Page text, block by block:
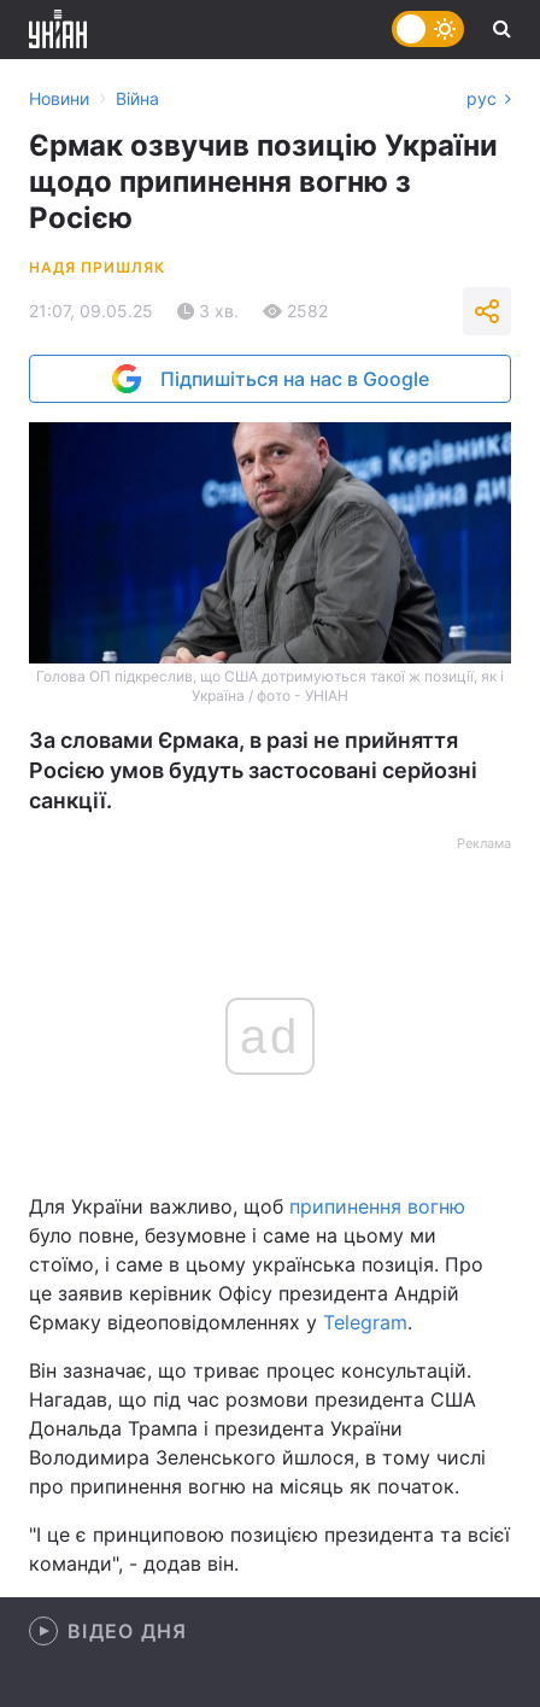
Україна Політика
Економіка Світ
Техно і зв'язок Лайт
Зброя Інциденти
Здоров'я Туризм
Цікавинки
Новини › Війна рус
Єрмак озвучив позицію України
щодо припинення вогню з
Росією
НАДЯ ПРИШЛЯК
21:07, 09.05.25 3 хв. 2582
Підпишіться на нас в Google
Голова ОП підкреслив, що США дотримуються такої ж позиції, як і
Україна / фото - УНІАН
За словами Єрмака, в разі не прийняття
Росією умов будуть застосовані серйозні
санкції.
Реклама
ad
Для України важливо, щоб припинення вогню
було повне, безумовне і саме на цьому ми
стоїмо, і саме в цьому українська позиція. Про
це заявив керівник Офісу президента Андрій
Єрмаку відеоповідомленнях у Telegram.
Він зазначає, що триває процес консультацій.
Нагадав, що під час розмови президента США
Дональда Трампа і президента України
Володимира Зеленського йшлося, в тому числі
про припинення вогню на місяць як початок.
"І це є принциповою позицією президента та всієї
команди", - додав він.
ВІДЕО ДНЯ